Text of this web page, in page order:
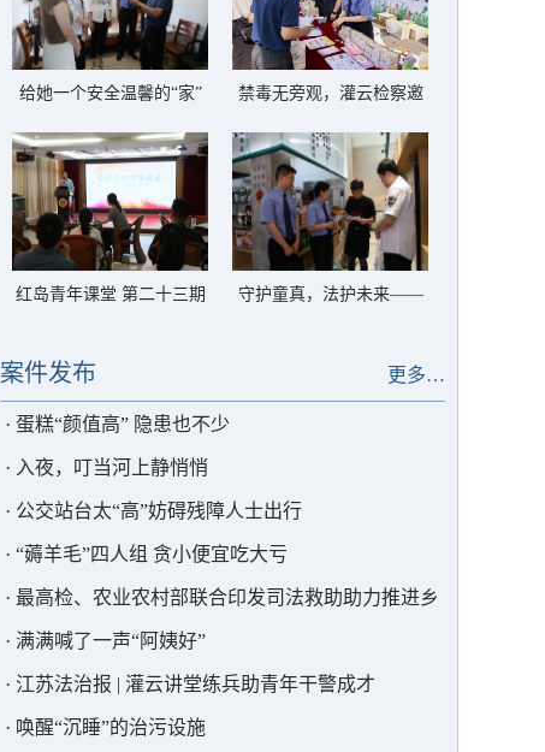
给她一个安全温馨的“家”
护中心以法护航
禁毒无旁观，灌云检察邀
红岛青年课堂 第二十三期
守护童真，法护未来——
更多…
案件发布
· 蛋糕“颜值高” 隐患也不少
· 入夜，叮当河上静悄悄
· 公交站台太“高”妨碍残障人士出行
· “薅羊毛”四人组 贪小便宜吃大亏
· 最高检、农业农村部联合印发司法救助助力推进乡
村全面振兴典型案例，灌云1例入选！
· 满满喊了一声“阿姨好”
· 江苏法治报 | 灌云讲堂练兵助青年干警成才
· 唤醒“沉睡”的治污设施